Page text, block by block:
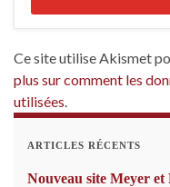
Ce site utilise Akismet
plus sur comment les
utilisées.
ARTICLES RÉCENTS
Nouveau site Meyer et